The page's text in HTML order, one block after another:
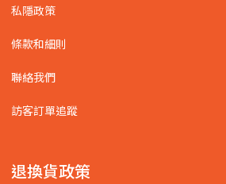
私隱政策
條款和細則
聯絡我們
訪客訂單追蹤
退換貨政策